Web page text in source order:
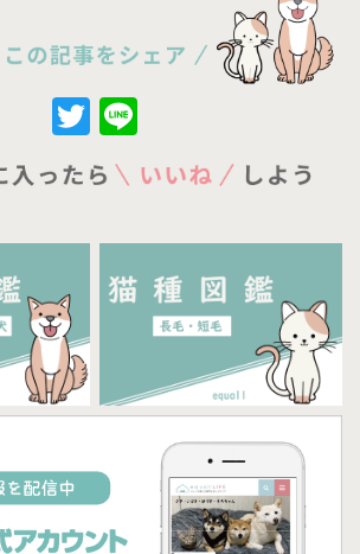
Twitter